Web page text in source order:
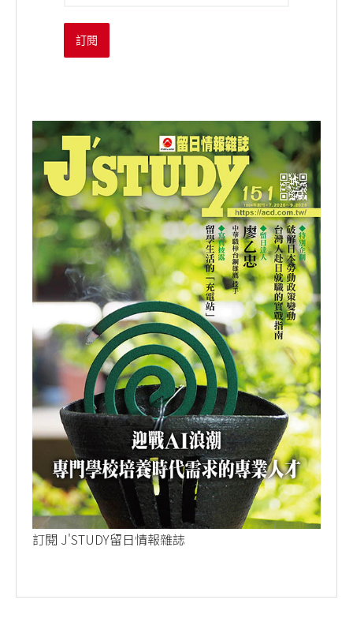
訂閱
訂閱 J'STUDY留日情報雜誌